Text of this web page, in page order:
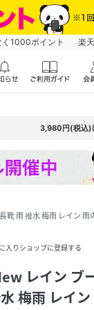
1000ポイント 楽
3,980円(税込)
雨 撥水 梅雨 レイン 雨
入りショップに登録する
レイン ブ
梅雨 レイ